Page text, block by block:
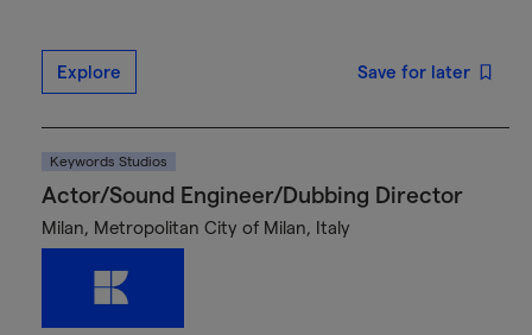
Explore Save for later
Keywords Studios
Actor/Sound Engineer/Dubbing Director
Milan, Metropolitan City of Milan, Italy